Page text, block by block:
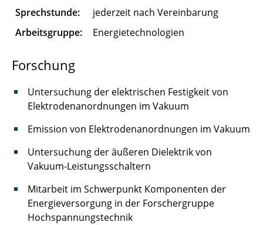
Garn Till
Göhrmann Mats
Gorkow Nelly
Graber Benedikt
Gromova Polina
Hinz Marius
Sprechstunde:
jederzeit nach Vereinbarung
Arbeitsgruppe:
Energietechnologien
Forschung
Untersuchung der elektrischen Festigkeit von
Elektrodenanordnungen im Vakuum
Emission von Elektrodenanordnungen im Vakuum
Untersuchung der äußeren Dielektrik von
Vakuum-Leistungsschaltern
Mitarbeit im Schwerpunkt Komponenten der
Energieversorgung in der Forschergruppe
Hochspannungstechnik